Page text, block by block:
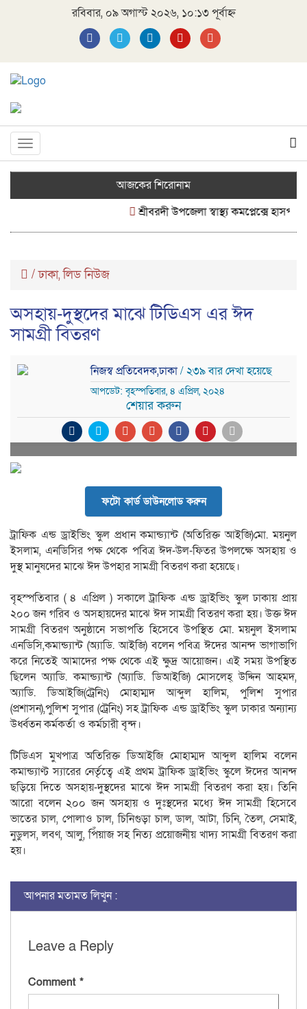
রবিবার, ০৯ অগাস্ট ২০২৬, ১০:১৩ পূর্বাহ্ন
Toggle
navigation
আজকের শিরোনাম
শ্রীবরদী উপজেলা স্বাস্থ্য কমপ্লেক্সে
/ঢাকা,লিড নিউজ
অসহায়-দুস্থদের মাঝে টিডিএস এর ঈদ
সামগ্রী বিতরণ
নিজস্ব প্রতিবেদক,ঢাকা/ ২৩৯ বার দেখা হয়েছে
আপডেট: বৃহস্পতিবার, ৪ এপ্রিল, ২০২৪
শেয়ার করুন
ফটো কার্ড ডাউনলোড করুন
ট্রাফিক এন্ড ড্রাইভিং স্কুল প্রধান কমান্ড্যান্ট (অতিরিক্ত আইজি)মো. ময়নুল
ইসলাম, এনডিসির পক্ষ থেকে পবিত্র ঈদ-উল-ফিতর উপলক্ষে অসহায় ও
দুস্থ মানুষদের মাঝে ঈদ উপহার সামগ্রী বিতরণ করা হয়েছে।
বৃহস্পতিবার ( ৪ এপ্রিল ) সকালে ট্রাফিক এন্ড ড্রাইভিং স্কুল ঢাকায় প্রায়
২০০ জন গরিব ও অসহায়দের মাঝে ঈদ সামগ্রী বিতরণ করা হয়। উক্ত ঈদ
সামগ্রী বিতরণ অনুষ্ঠানে সভাপতি হিসেবে উপস্থিত মো. ময়নুল ইসলাম
এনডিসি,কমান্ড্যান্ট (অ্যাডি. আইজি) বলেন পবিত্র ঈদের আনন্দ ভাগাভাগি
করে নিতেই আমাদের পক্ষ থেকে এই ক্ষুদ্র আয়োজন। এই সময় উপস্থিত
ছিলেন অ্যাডি. কমান্ড্যান্ট (অ্যাডি. ডিআইজি) মোসলেহ্ উদ্দিন আহমদ,
অ্যাডি. ডিআইজি(ট্রেনিং) মোহাম্মদ আব্দুল হালিম, পুলিশ সুপার
(প্রশাসন),পুলিশ সুপার (ট্রেনিং) সহ ট্রাফিক এন্ড ড্রাইভিং স্কুল ঢাকার অন্যান্য
উর্ধ্বতন কর্মকর্তা ও কর্মচারী বৃন্দ।
টিডিএস মুখপাত্র অতিরিক্ত ডিআইজি মোহাম্মদ আব্দুল হালিম বলেন
কমান্ড্যাণ্ট স্যারের নের্তৃত্বে এই প্রথম ট্রাফিক ড্রাইভিং স্কুলে ঈদের আনন্দ
ছড়িয়ে দিতে অসহায়-দুস্থদের মাঝে ঈদ সামগ্রী বিতরণ করা হয়। তিনি
আরো বলেন ২০০ জন অসহায় ও দুঃস্থদের মধ্যে ঈদ সামগ্রী হিসেবে
ভাতের চাল, পোলাও চাল, চিনিগুড়া চাল, ডাল, আটা, চিনি, তৈল, সেমাই,
নুডুলস, লবণ, আলু, পিঁয়াজ সহ নিত্য প্রয়োজনীয় খাদ্য সামগ্রী বিতরণ করা
হয়।
আপনার মতামত লিখুন :
Leave a Reply
Comment *